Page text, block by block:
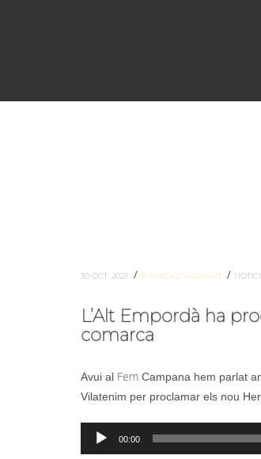
30 OCT. 2023 / BY RADIO VILAFANT /
L’Alt Empordà ha
comarca
Avui al Fem Campana hem parlat
Vilatenim per proclamar els nou
Reproductor
d'àudio
00:00